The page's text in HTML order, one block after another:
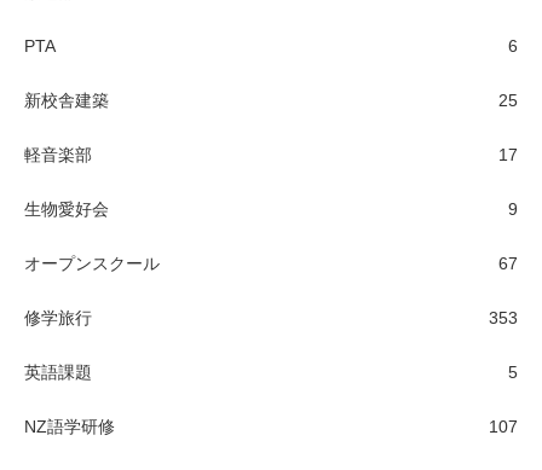
PTA 6
新校舎建築 25
軽音楽部 17
生物愛好会 9
オープンスクール 67
修学旅行 353
英語課題 5
NZ語学研修 107